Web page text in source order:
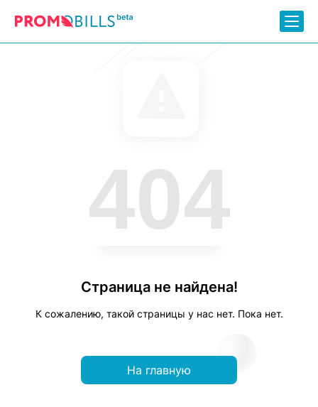
404
Страница не найдена!
К сожалению, такой страницы у нас нет. Пока нет.
На главную